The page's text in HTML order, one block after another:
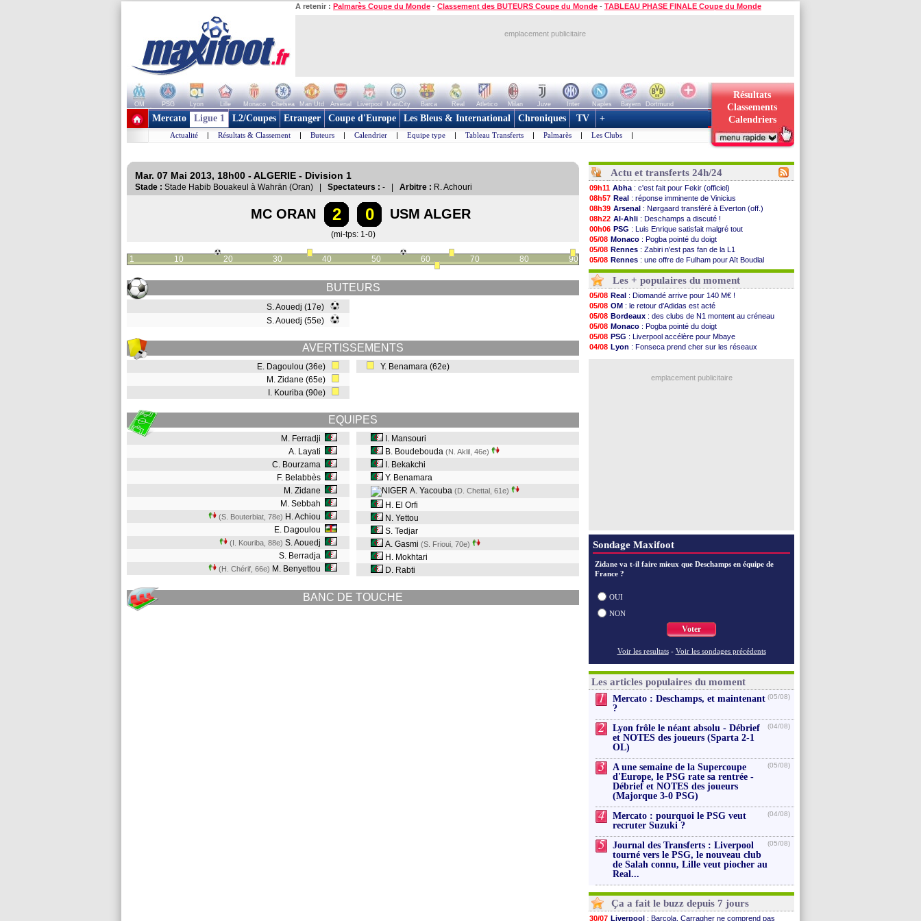
A retenir : Palmarès Coupe du Monde - Classement des BUTEURS Coupe du Monde - TABLEAU PHASE FINALE Coupe du Monde
emplacement publicitaire
OM PSG Lyon Lille Monaco Chelsea Man Utd Arsenal Liverpool ManCity Barca Real Atletico Milan Juve Inter Naples Bayern
Dortmund
+ de clubs
Résultats
Classements
Calendriers
Mercato Ligue 1 L2/Coupes Etranger Coupe d'Europe Les Bleus & International Chroniques TV +
Actualité | Résultats & Classement | Buteurs | Calendrier | Equipe type | Tableau Transferts | Palmarès | Les Clubs |
Mar. 07 Mai 2013, 18h00 - ALGERIE - Division 1
Stade : Stade Habib Bouakeul à Wahrān (Oran) | Spectateurs : - | Arbitre : R. Achouri
MC ORAN 2 0 USM ALGER
(mi-tps: 1-0)
1 10 20 30 40 50 60 70 80 90
BUTEURS
S. Aouedj (17e)
S. Aouedj (55e)
AVERTISSEMENTS
E. Dagoulou (36e)
M. Zidane (65e)
I. Kouriba (90e)
Y. Benamara (62e)
EQUIPES
M. Ferradji
A. Layati
C. Bourzama
F. Belabbès
M. Zidane
M. Sebbah
(S. Bouterbiat, 78e) H. Achiou
E. Dagoulou
(I. Kouriba, 88e) S. Aouedj
S. Berradja
(H. Chérif, 66e) M. Benyettou
I. Mansouri
B. Boudebouda (N. Aklil, 46e)
I. Bekakchi
Y. Benamara
A. Yacouba (D. Chettal, 61e)
H. El Orfi
N. Yettou
S. Tedjar
A. Gasmi (S. Frioui, 70e)
H. Mokhtari
D. Rabti
BANC DE TOUCHE
Actu et transferts 24h/24
09h11 Abha : c'est fait pour Fekir (officiel)
08h57 Real : réponse imminente de Vinicius
08h39 Arsenal : Nørgaard transféré à Everton (off.)
08h22 Al-Ahli : Deschamps a discuté !
00h06 PSG : Luis Enrique satisfait malgré tout
05/08 Monaco : Pogba pointé du doigt
05/08 Rennes : Zabiri n'est pas fan de la L1
05/08 Rennes : une offre de Fulham pour Aït Boudlal
05/08 VIDEO: Thomasson et Cresswell réconciliés
05/08
Dunkerque: Nzonzi avait des pistes en L1
05/08 Lyon: Mangala sur le départ
05/08 Amical: Arsenal s'incline face au Real Betis
05/08 Amical: lourde défaite pour le PSG
05/08 Man City: Maresca flou pour Reijnders
05/08 LdC: Fenerbahçe prend une belle option
05/08 Al-Diriyah: Mbemba arrive libre (officiel)
05/08 Atletico : le plan d'Alvarez à son retour
: une promesse d'Infantino au Maroc ...
Les + populaires du moment
05/08 Real : Diomandé arrive pour 140 M€ !
05/08 OM : le retour d'Adidas est acté
05/08 Bordeaux : des clubs de N1 montent au créneau
05/08 Monaco : Pogba pointé du doigt
05/08 PSG : Liverpool accélère pour Mbaye
04/08 Lyon : Fonseca prend cher sur les réseaux
emplacement publicitaire
Sondage Maxifoot
Zidane va t-il faire mieux que Deschamps en équipe de
France ?
OUI
NON
Voter
Voir les resultats - Voir les sondages précédents
Les articles populaires du moment
1
Mercato : Deschamps, et maintenant
?
(05/08)
2
Lyon frôle le néant absolu - Débrief
et NOTES des joueurs (Sparta 2-1
OL)
(04/08)
3
A une semaine de la Supercoupe
d'Europe, le PSG rate sa rentrée -
Débrief et NOTES des joueurs
(Majorque 3-0 PSG)
(05/08)
4
Mercato : pourquoi le PSG veut
recruter Suzuki ?
(04/08)
5
Journal des Transferts : Liverpool
tourné vers le PSG, le nouveau club
de Salah connu, Lille veut piocher au
Real...
(05/08)
Ça a fait le buzz depuis 7 jours
30/07 Liverpool : Barcola, Carragher ne comprend pas